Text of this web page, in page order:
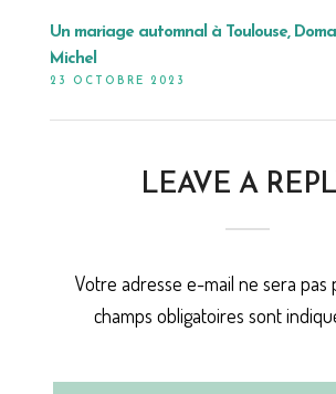
Un mariage automnal à Toulouse,
Michel
23 OCTOBRE 2023
LEAVE A
Votre adresse e-mail ne sera pas
champs obligatoires sont